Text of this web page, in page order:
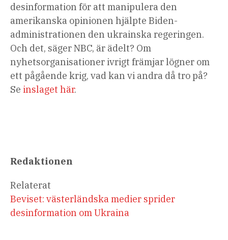
desinformation för att manipulera den
amerikanska opinionen hjälpte Biden-
administrationen den ukrainska regeringen.
Och det, säger NBC, är ädelt? Om
nyhetsorganisationer ivrigt främjar lögner om
ett pågående krig, vad kan vi andra då tro på?
Se inslaget här.
Redaktionen
Relaterat
Beviset: västerländska medier sprider
desinformation om Ukraina